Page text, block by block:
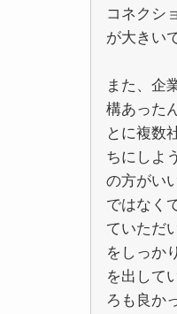
コネクシ
が大きい
また、企
構あった
とに複数
ちにしよ
の方がい
ではなく
ていただ
をしっか
を出して
ろも良か